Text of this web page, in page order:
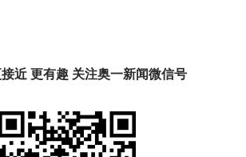
近 更有趣 关注奥一新闻微信号